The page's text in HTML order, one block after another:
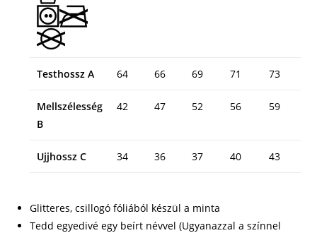
Testhossz A 64 66 69 71 73
Mellszélesség
B
42 47 52 56 59
Ujjhossz C 34 36 37 40 43
Glitteres, csillogó fóliából készül a minta
Tedd egyedivé egy beírt névvel (Ugyanazzal a színnel